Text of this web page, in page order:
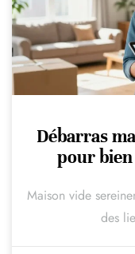
Débarras
pour
Maison vide
des